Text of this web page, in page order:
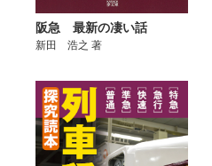
阪急 最新の凄い話
新田 浩之 著